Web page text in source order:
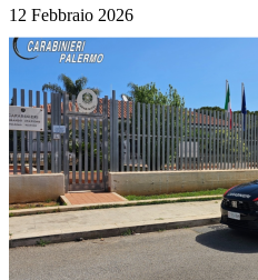
12 Febbraio 2026